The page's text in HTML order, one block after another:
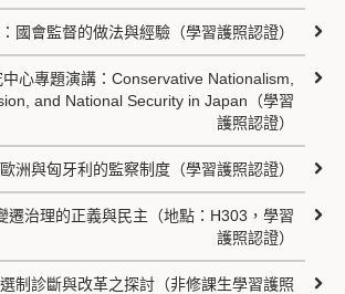
國會監督的做法與經驗（學習護照認證）
心專題演講：Conservative Nationalism,
and National Security in Japan（學習
護照認證）
洲與匈牙利的監察制度（學習護照認證）
遷治理的正義與民主（地點：H303，學習
護照認證）
制診斷與改革之探討（非修課生學習護照